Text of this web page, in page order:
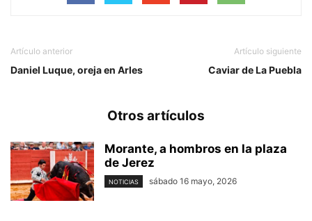
Artículo anterior
Daniel Luque, oreja en Arles
Artículo siguiente
Caviar de La Puebla
Otros artículos
Morante, a hombros en la plaza
de Jerez
NOTICIAS sábado 16 mayo, 2026